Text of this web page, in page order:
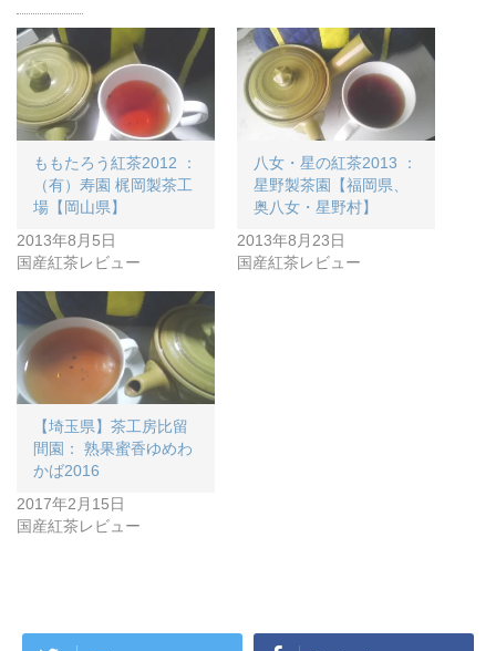
ももたろう紅茶2012 ：
（有）寿園 梶岡製茶工
場【岡山県】
2013年8月5日
国産紅茶レビュー
八女・星の紅茶2013 ：
星野製茶園【福岡県、
奥八女・星野村】
2013年8月23日
国産紅茶レビュー
【埼玉県】茶工房比留
間園： 熟果蜜香ゆめわ
かば2016
2017年2月15日
国産紅茶レビュー